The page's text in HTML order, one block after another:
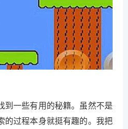
到一些有用的秘籍。虽然不是
的过程本身就挺有趣的。我把